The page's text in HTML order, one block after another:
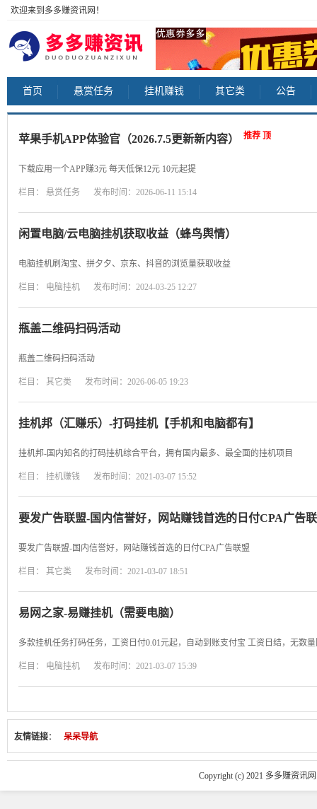
欢迎来到多多赚资讯网！
首页 悬赏任务 挂机赚钱 其它类 公告
推荐 顶
苹果手机APP体验官（2026.7.5更新新内容）
下载应用一个APP赚3元 每天低保12元 10元起提
栏目： 悬赏任务 发布时间：2026-06-11 15:14
闲置电脑/云电脑挂机获取收益（蜂鸟舆情）
电脑挂机刷淘宝、拼夕夕、京东、抖音的浏览量获取收益
栏目： 电脑挂机 发布时间：2024-03-25 12:27
瓶盖二维码扫码活动
瓶盖二维码扫码活动
栏目： 其它类 发布时间：2026-06-05 19:23
挂机邦（汇赚乐）-打码挂机【手机和电脑都有】
挂机邦-国内知名的打码挂机综合平台，拥有国内最多、最全面的挂机项目
栏目： 挂机赚钱 发布时间：2021-03-07 15:52
要发广告联盟-国内信誉好，网站赚钱首选的日付CPA广告
要发广告联盟-国内信誉好，网站赚钱首选的日付CPA广告联盟
栏目： 其它类 发布时间：2021-03-07 18:51
易网之家-易赚挂机（需要电脑）
多款挂机任务打码任务，工资日付0.01元起，自动到账支付宝 工资日结，无数
栏目： 电脑挂机 发布时间：2021-03-07 15:39
友情链接： 呆呆导航
Copyright (c) 2021 多多赚资讯